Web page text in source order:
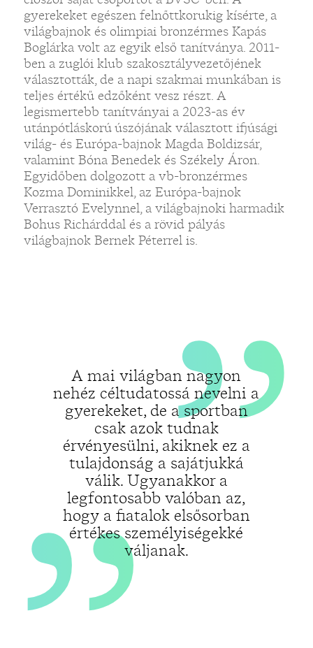
gyerekeket egészen felnőttkorukig kísérte, a
világbajnok és olimpiai bronzérmes Kapás
Boglárka volt az egyik első tanítványa. 2011-
ben a zuglói klub szakosztályvezetőjének
választották, de a napi szakmai munkában is
teljes értékű edzőként vesz részt. A
legismertebb tanítványai a 2023-as év
utánpótláskorú úszójának választott ifjúsági
világ- és Európa-bajnok Magda Boldizsár,
valamint Bóna Benedek és Székely Áron.
Egyidőben dolgozott a vb-bronzérmes
Kozma Dominikkel, az Európa-bajnok
Verrasztó Evelynnel, a világbajnoki harmadik
Bohus Richárddal és a rövid pályás
világbajnok Bernek Péterrel is.
A mai világban nagyon
nehéz céltudatossá nevelni a
gyerekeket, de a sportban
csak azok tudnak
érvényesülni, akiknek ez a
tulajdonság a sajátjukká
válik. Ugyanakkor a
legfontosabb valóban az,
hogy a fiatalok elsősorban
értékes személyiségekké
váljanak.
„„